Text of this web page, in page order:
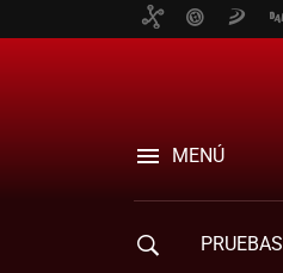
MENÚ
PRUEBAS